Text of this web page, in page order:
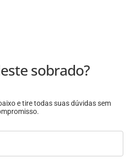
sobrado?
e tire todas suas dúvidas sem